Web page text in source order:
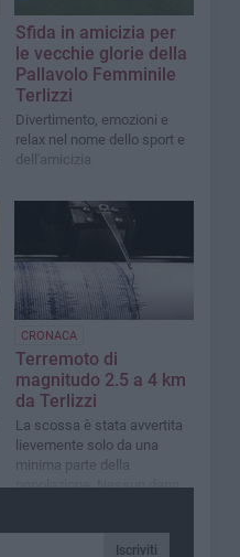
Sfida in amicizia per
le vecchie glorie della
Pallavolo Femminile
Terlizzi
Divertimento, emozioni e
relax nel nome dello sport e
dell'amicizia
CRONACA
Terremoto di
magnitudo 2.5 a 4 km
da Terlizzi
La scossa è stata avvertita
lievemente solo da una
minima parte della
popolazione. Nessun danno
Iscriviti